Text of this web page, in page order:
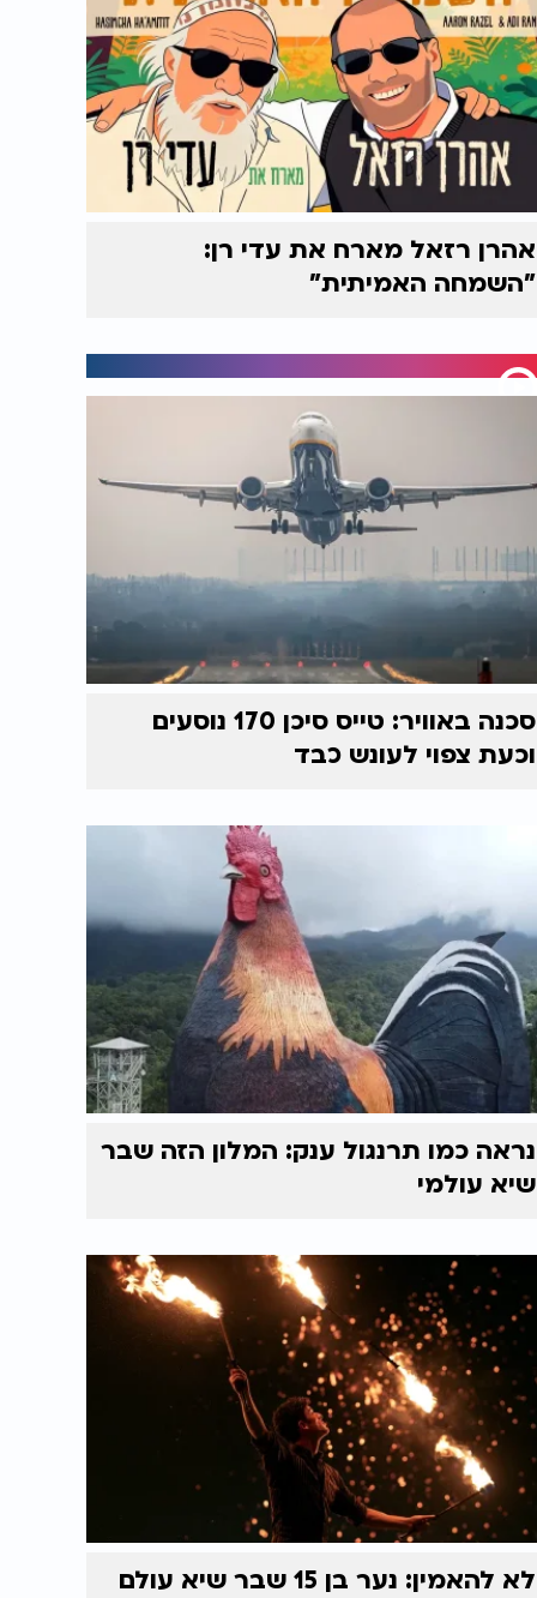
אהרן רזאל מארח את עדי רן:
"השמחה האמיתית"
סכנה באוויר: טייס סיכן 170 נוסעים
וכעת צפוי לעונש כבד
נראה כמו תרנגול ענק: המלון הזה שבר
שיא עולמי
לא להאמין: נער בן 15 שבר שיא עולם